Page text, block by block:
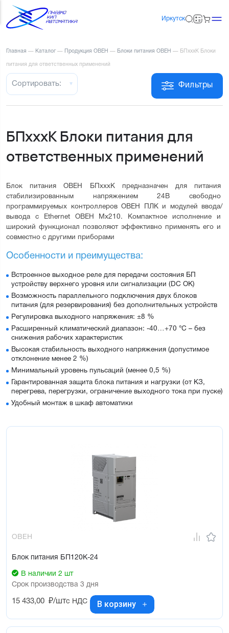
Иркутск
Главная — Каталог — Продукция ОВЕН — Блоки питания ОВЕН — БПхххК Блоки
питания для ответственных применений
Фильтры
Сортировать:
БПхххК Блоки питания для
ответственных применений
Блок питания ОВЕН БПхххК предназначен для питания
стабилизированным напряжением 24В свободно
программируемых контроллеров ОВЕН ПЛК и модулей ввода/
вывода с Ethernet ОВЕН Мх210. Компактное исполнение и
широкий функционал позволяют эффективно применять его и
совместно с другими приборами
Особенности и преимущества:
Встроенное выходное реле для передачи состояния БП
устройству верхнего уровня или сигнализации (DC OK)
Возможность параллельного подключения двух блоков
питания (для резервирования) без дополнительных устройств
Регулировка выходного напряжения: ±8 %
Расширенный климатический диапазон: -40…+70 °С – без
снижения рабочих характеристик
Высокая стабильность выходного напряжения (допустимое
отклонение менее 2 %)
Минимальный уровень пульсаций (менее 0,5 %)
Гарантированная защита блока питания и нагрузки (от КЗ,
перегрева, перегрузки, ограничение выходного тока при пуске)
Удобный монтаж в шкаф автоматики
ОВЕН
Блок питания БП120К-24
В наличии 2 шт
Срок производства 3 дня
15 433,00 ₽/штс НДС В корзину